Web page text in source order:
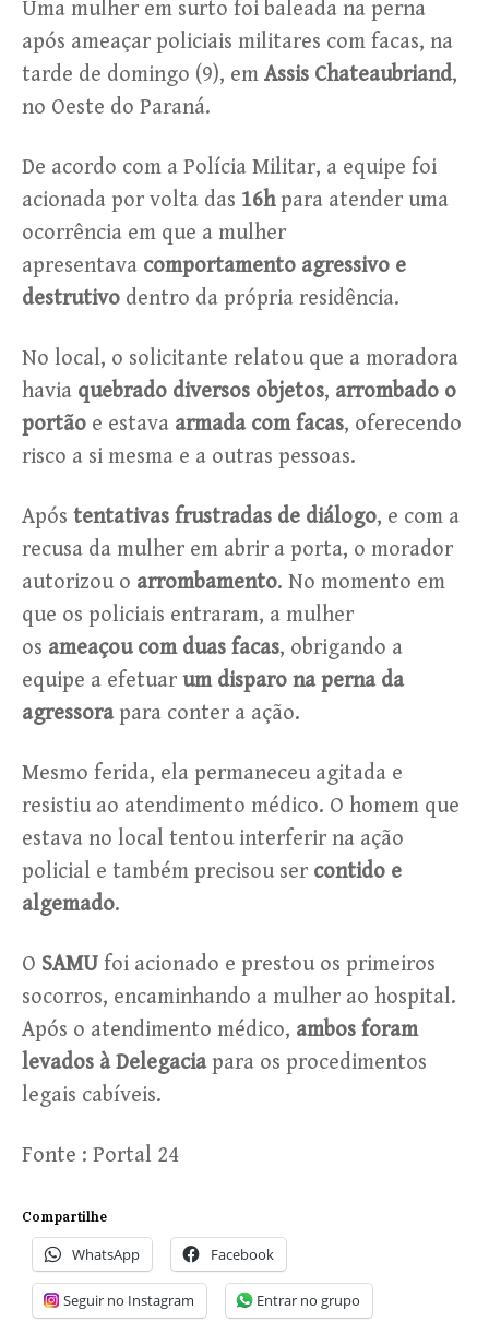
Uma mulher em surto foi baleada na perna
após ameaçar policiais militares com facas, na
tarde de domingo (9), em Assis Chateaubriand,
no Oeste do Paraná.
De acordo com a Polícia Militar, a equipe foi
acionada por volta das 16hpara atender uma
ocorrência em que a mulher
apresentava comportamento agressivo e
destrutivo dentro da própria residência.
No local, o solicitante relatou que a moradora
havia quebrado diversos objetos, arrombado o
portão e estava armada com facas, oferecendo
risco a si mesma e a outras pessoas.
Após tentativas frustradas de diálogo, e com a
recusa da mulher em abrir a porta, o morador
autorizou o arrombamento. No momento em
que os policiais entraram, a mulher
os ameaçou com duas facas, obrigando a
equipe a efetuar um disparo na perna da
agressorapara conter a ação.
Mesmo ferida, ela permaneceu agitada e
resistiu ao atendimento médico. O homem que
estava no local tentou interferir na ação
policial e também precisou ser contido e
algemado.
O SAMU foi acionado e prestou os primeiros
socorros, encaminhando a mulher ao hospital.
Após o atendimento médico, ambos foram
levados à Delegaciapara os procedimentos
legais cabíveis.
Fonte : Portal 24
Compartilhe
WhatsApp Facebook
Seguir no Instagram Entrar no grupo